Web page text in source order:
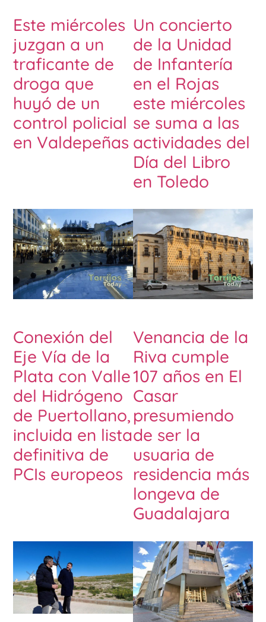
Este miércoles
juzgan a un
traficante de
droga que
huyó de un
control policial
en Valdepeñas
Un concierto
de la Unidad
de Infantería
en el Rojas
este miércoles
se suma a las
actividades del
Día del Libro
en Toledo
Conexión del
Eje Vía de la
Plata con Valle
del Hidrógeno
de Puertollano,
incluida en lista
definitiva de
PCIs europeos
Venancia de la
Riva cumple
107 años en El
Casar
presumiendo
de ser la
usuaria de
residencia más
longeva de
Guadalajara